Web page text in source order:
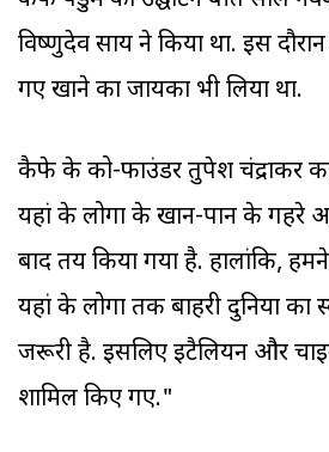
विष्णुदेव साय ने किया था. इस
गए खाने का जायका भी लिया था.
कैफे के को-फाउंडर तुपेश चंद्राकर
यहां के लोगों के खान-पान के गहरे
बाद तय किया गया है. हालांकि,
यहां के लोगों तक बाहरी दुनिया का
जरूरी है. इसलिए इटैलियन और
शामिल किए गए."